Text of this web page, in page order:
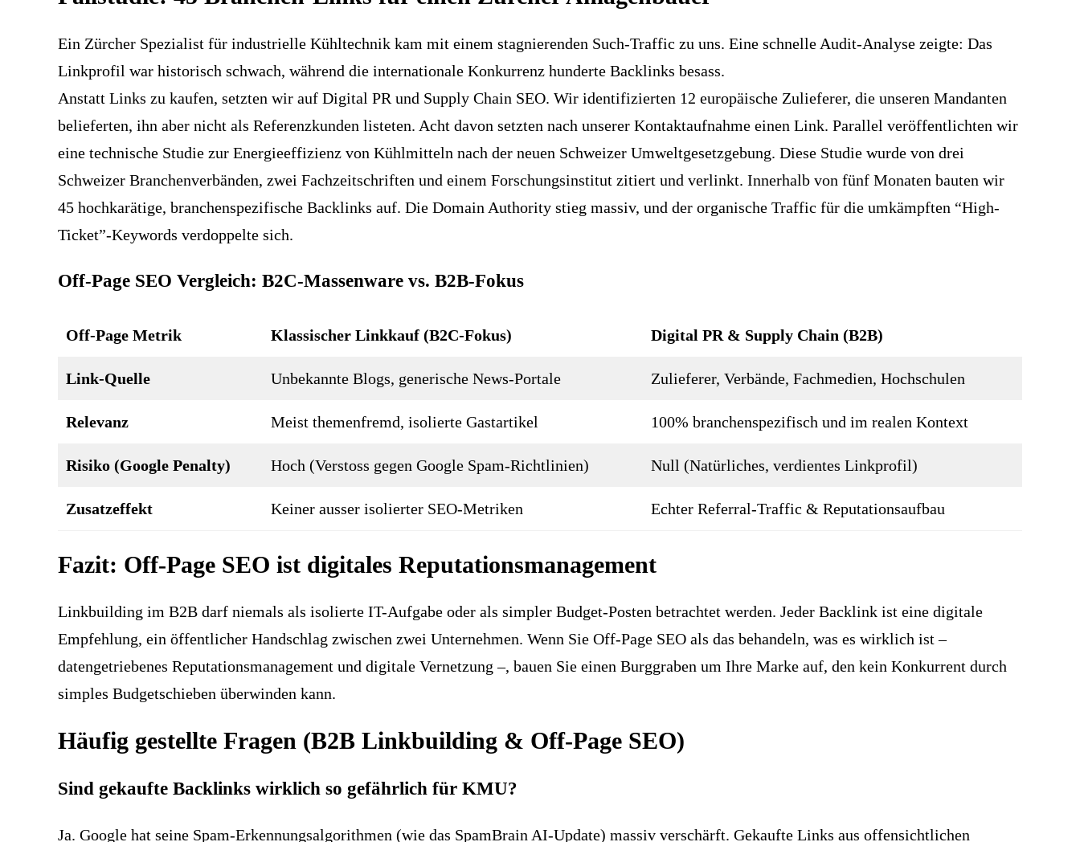
Ein Zürcher Spezialist für industrielle Kühltechnik kam mit einem stagnierenden Such-Traffic zu uns. Eine schnelle Audit-Analyse zeigte: Das
Linkprofil war historisch schwach, während die internationale Konkurrenz hunderte Backlinks besass.
Anstatt Links zu kaufen, setzten wir auf Digital PR und Supply Chain SEO. Wir identifizierten 12 europäische Zulieferer, die unseren Mandanten
belieferten, ihn aber nicht als Referenzkunden listeten. Acht davon setzten nach unserer Kontaktaufnahme einen Link. Parallel veröffentlichten wir
eine technische Studie zur Energieeffizienz von Kühlmitteln nach der neuen Schweizer Umweltgesetzgebung. Diese Studie wurde von drei
Schweizer Branchenverbänden, zwei Fachzeitschriften und einem Forschungsinstitut zitiert und verlinkt. Innerhalb von fünf Monaten bauten wir
45 hochkarätige, branchenspezifische Backlinks auf. Die Domain Authority stieg massiv, und der organische Traffic für die umkämpften “High-
Ticket”-Keywords verdoppelte sich.
Off-Page SEO Vergleich: B2C-Massenware vs. B2B-Fokus
Off-Page Metrik Klassischer Linkkauf (B2C-Fokus) Digital PR & Supply Chain (B2B)
Link-Quelle Unbekannte Blogs, generische News-Portale Zulieferer, Verbände, Fachmedien, Hochschulen
Relevanz Meist themenfremd, isolierte Gastartikel 100% branchenspezifisch und im realen Kontext
Risiko (Google Penalty) Hoch (Verstoss gegen Google Spam-Richtlinien) Null (Natürliches, verdientes Linkprofil)
Zusatzeffekt Keiner ausser isolierter SEO-Metriken Echter Referral-Traffic & Reputationsaufbau
Fazit: Off-Page SEO ist digitales Reputationsmanagement
Linkbuilding im B2B darf niemals als isolierte IT-Aufgabe oder als simpler Budget-Posten betrachtet werden. Jeder Backlink ist eine digitale
Empfehlung, ein öffentlicher Handschlag zwischen zwei Unternehmen. Wenn Sie Off-Page SEO als das behandeln, was es wirklich ist –
datengetriebenes Reputationsmanagement und digitale Vernetzung –, bauen Sie einen Burggraben um Ihre Marke auf, den kein Konkurrent durch
simples Budgetschieben überwinden kann.
Häufig gestellte Fragen (B2B Linkbuilding & Off-Page SEO)
Sind gekaufte Backlinks wirklich so gefährlich für KMU?
Ja. Google hat seine Spam-Erkennungsalgorithmen (wie das SpamBrain AI-Update) massiv verschärft. Gekaufte Links aus offensichtlichen